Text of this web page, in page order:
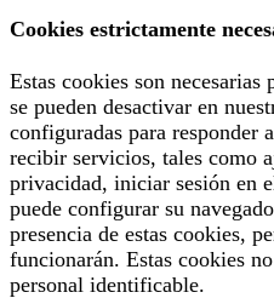
Cookies estrictamente
Estas cookies son
se pueden desactivar en
configuradas para responder
recibir servicios, tales como
privacidad, iniciar sesión en
puede configurar su
presencia de estas cookies,
funcionarán. Estas cookies
personal identificable.